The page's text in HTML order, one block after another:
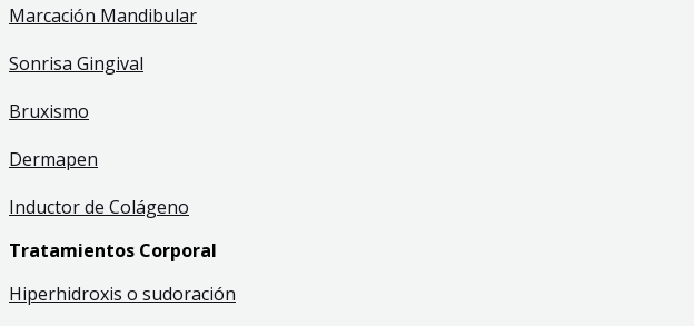
Marcación Mandibular
Sonrisa Gingival
Bruxismo
Dermapen
Inductor de Colágeno
Tratamientos Corporal
Hiperhidroxis o sudoración